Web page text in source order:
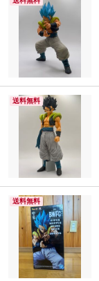
送料無料
送料無料